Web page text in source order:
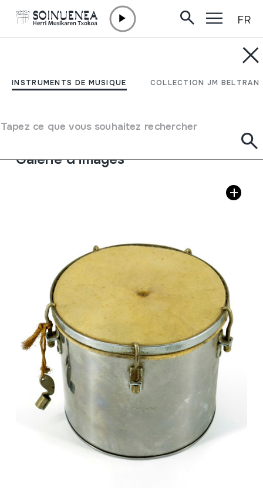
INSTRUMENTS DE MUSIQUE COLLECTION JM BELTRAN
Tapez ce que vous souhaitez rechercher
FR
CUICA
Type d'instrument de musique
Membranophones
Galerie d'images